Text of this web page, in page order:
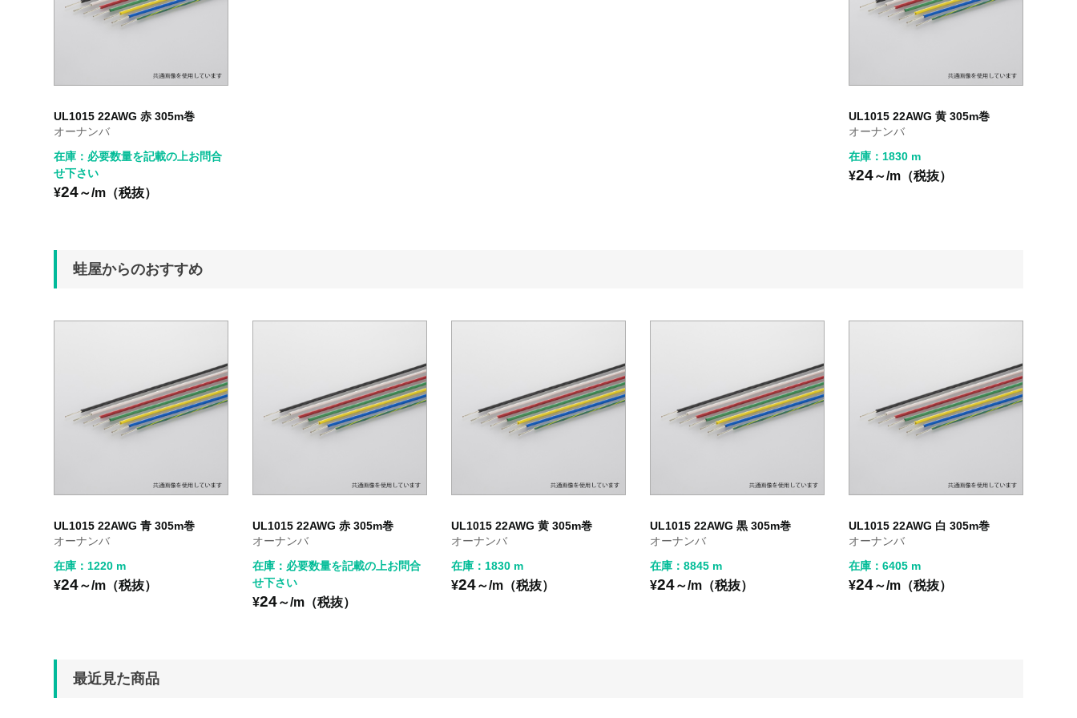
UL1015 22AWG 赤 305m巻
オーナンバ
在庫：必要数量を記載の上お問合
せ下さい
¥24～/m（税抜）
UL1015 22AWG 黄 305m巻
オーナンバ
在庫：1830 m
¥24～/m（税抜）
蛙屋からのおすすめ
UL1015 22AWG 青 305m巻
オーナンバ
在庫：1220 m
¥24～/m（税抜）
UL1015 22AWG 赤 305m巻
オーナンバ
在庫：必要数量を記載の上お問合
せ下さい
¥24～/m（税抜）
UL1015 22AWG 黄 305m巻
オーナンバ
在庫：1830 m
¥24～/m（税抜）
UL1015 22AWG 黒 305m巻
オーナンバ
在庫：8845 m
¥24～/m（税抜）
UL1015 22AWG 白 305m巻
オーナンバ
在庫：6405 m
¥24～/m（税抜）
最近見た商品